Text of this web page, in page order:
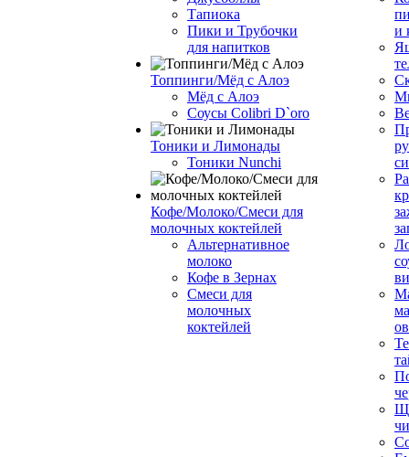
Тапиока
Пики и Трубочки
для напитков
Топпинги/Мёд с Алоэ
Мёд с Алоэ
Соусы Colibri D`oro
Тоники и Лимонады
Тоники Nunchi
Кофе/Молоко/Смеси для
молочных коктейлей
Альтернативное
молоко
Кофе в Зернах
Смеси для
молочных
коктейлей
и